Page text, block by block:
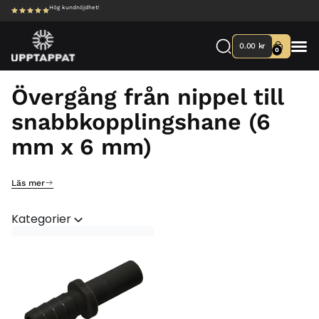
Hög kundnöjdhet!
0.00 kr 0
Övergång från nippel till
snabbkopplingshane (6
mm x 6 mm)
Läs mer
Kategorier